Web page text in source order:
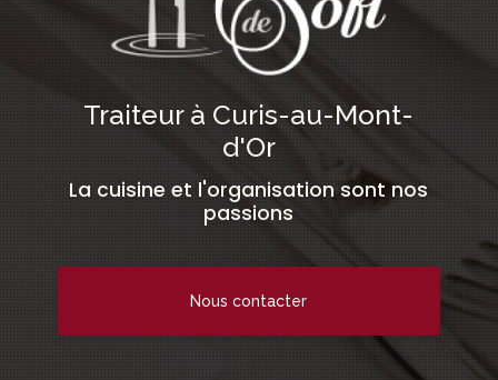
Traiteur à Curis-au-Mont-
d'Or
La cuisine et l'organisation sont nos
passions
Nous contacter